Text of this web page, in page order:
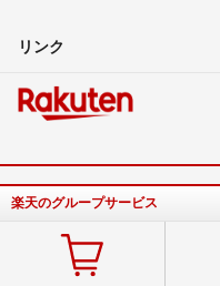
リンク
楽天のグループサービス